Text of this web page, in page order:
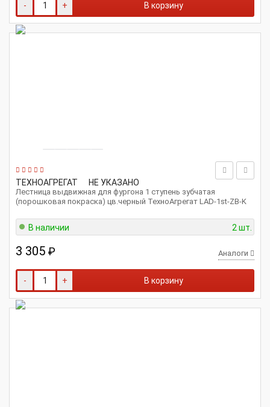
- + В корзину
ТЕХНОАГРЕГАТ НЕ УКАЗАНО
Лестница выдвижная для фургона 1 ступень зубчатая
(порошковая покраска) цв.черный ТехноАгрегат LAD-1st-ZB-K
В наличии 2 шт.
3 305 ₽ Аналоги
- + В корзину